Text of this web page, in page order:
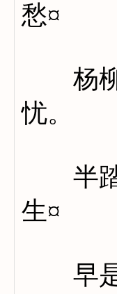
愁¤
杨柳
忧。
半踏
生¤
早是